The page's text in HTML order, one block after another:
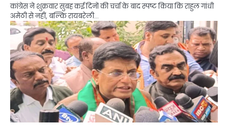
कांग्रेस ने शुक्रवार सुबह कई दिनों की चर्चा के बाद स्पष्ट किया कि राहुल गांधी
अमेठी से नहीं, बल्कि रायबरेली…